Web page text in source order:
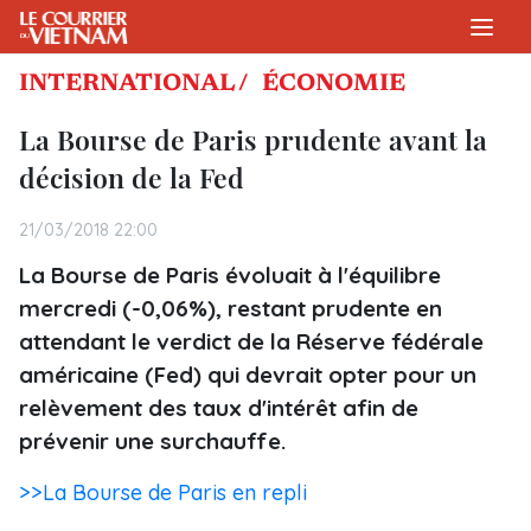
INTERNATIONAL / ÉCONOMIE
La Bourse de Paris prudente avant la
décision de la Fed
21/03/2018 22:00
La Bourse de Paris évoluait à l'équilibre
mercredi (-0,06%), restant prudente en
attendant le verdict de la Réserve fédérale
américaine (Fed) qui devrait opter pour un
relèvement des taux d'intérêt afin de
prévenir une surchauffe.
>>La Bourse de Paris en repli